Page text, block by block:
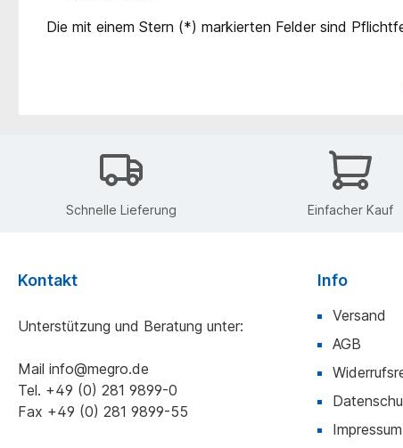
Die mit einem Stern (*) markierten Felder sind
Schnelle Lieferung Einfacher Kauf
Kontakt
Unterstützung und Beratung unter:
Mail info@megro.de
Tel. +49 (0) 281 9899-0
Fax +49 (0) 281 9899-55
Info
Versand
AGB
Impressum